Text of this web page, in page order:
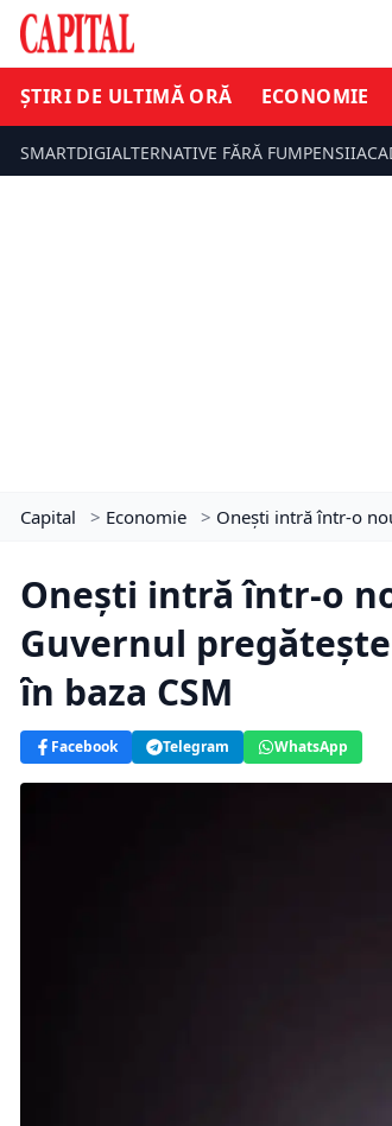
ȘTIRI DE ULTIMĂ ORĂ ECONOMIE
SMARTDIGIALTERNATIVE FĂRĂ FUMPENSII
Capital > Economie > Onești intră într-o
Onești intră într-o
Guvernul
în baza CSM
Facebook Telegram WhatsApp